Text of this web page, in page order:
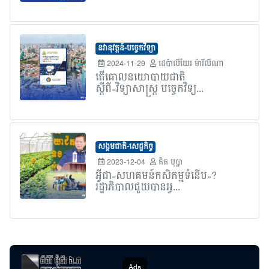
នវានុវត្តន៍-បច្ចេកវិទ្យា
2024-11-29
ដេប៉ាលីយែរ ម៉ារីលីណា
តើគោលនយោបាយជាតិ
ស្តីពី«វិទ្យាសាស្ត្រ បច្ចេកវិទ្យ...
សង្គមជាតិ-សេដ្ឋកិច្ច
2023-12-04
គិត បុប្ផា
អ្វីជា«សហគមន៍កសិកម្មទំនើប»?
រដ្ឋាភិបាលជួយបានអ្វ...